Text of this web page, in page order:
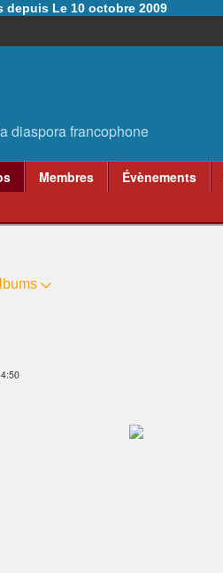
Le 10 octobre 2009
Membres Évènements